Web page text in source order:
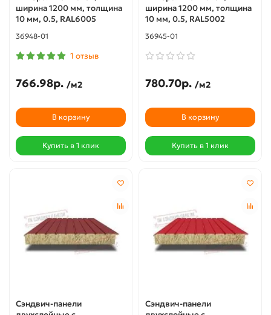
ширина 1200 мм, толщина
10 мм, 0.5, RAL6005
36948-01
1 отзыв
766.98р. /м2
В корзину
Купить в 1 клик
ширина 1200 мм, толщина
10 мм, 0.5, RAL5002
36945-01
780.70р. /м2
В корзину
Купить в 1 клик
Сэндвич-панели
Сэндвич-панели